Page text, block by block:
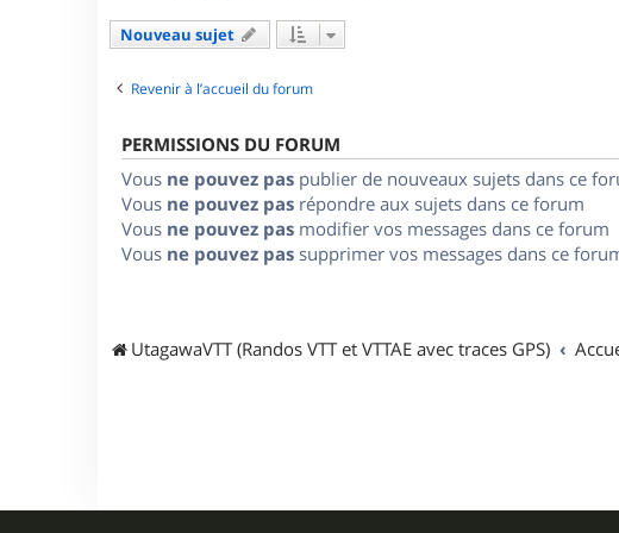
Nouveau sujet
Revenir à l’accueil du forum
PERMISSIONS DU FORUM
Vous ne pouvez pas publier de nouveaux sujets dans ce
Vous ne pouvez pas répondre aux sujets dans ce forum
Vous ne pouvez pas modifier vos messages dans ce forum
Vous ne pouvez pas supprimer vos messages dans ce
UtagawaVTT (Randos VTT et VTTAE avec traces GPS)